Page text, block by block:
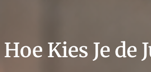
Kies Je de